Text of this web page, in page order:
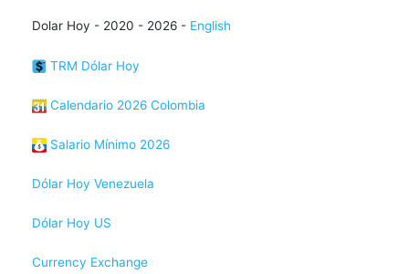
Dolar Hoy - 2020 - 2026 - English
TRM Dólar Hoy
Calendario 2026 Colombia
Salario Mínimo 2026
Dólar Hoy Venezuela
Dólar Hoy US
Currency Exchange